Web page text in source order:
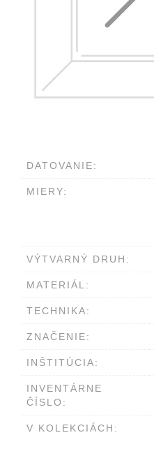
DATOVANIE:
MIERY:
VÝTVARNÝ DRUH:
MATERIÁL:
TECHNIKA:
ZNAČENIE:
INŠTITÚCIA:
INVENTÁRNE
ČÍSLO:
V KOLEKCIÁCH: